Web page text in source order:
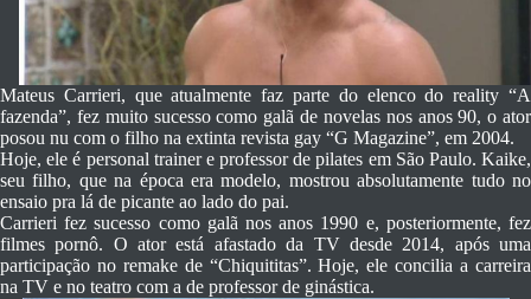
Mateus Carrieri, que atualmente faz parte do elenco do reality “A
fazenda”, fez muito sucesso como galã de novelas nos anos 90, o ator
posou nu com o filho na extinta revista gay “G Magazine”, em 2004.
Hoje, ele é personal trainer e professor de pilates em São Paulo. Kaike,
seu filho, que na época era modelo, mostrou absolutamente tudo no
ensaio pra lá de picante ao lado do pai.
Carrieri fez sucesso como galã nos anos 1990 e, posteriormente, fez
filmes pornô. O ator está afastado da TV desde 2014, após uma
participação no remake de “Chiquititas”. Hoje, ele concilia a carreira
na TV e no teatro com a de professor de ginástica.